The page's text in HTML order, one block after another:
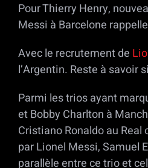
Pour Thierry Henry,
Messi à Barcelone
Avec le recrutement de
l’Argentin. Reste à savoir
Parmi les trios ayant
et Bobby Charlton à
Cristiano Ronaldo au
par Lionel Messi, Samuel
parallèle entre ce trio et